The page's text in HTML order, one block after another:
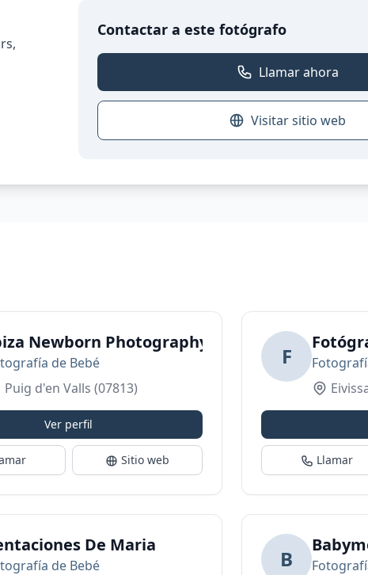
Contactar a este fotógrafo
Llamar ahora
Visitar sitio web
Newborn Photography
de Bebé
Puig d'en Valls (07813)
Ver perfil
Sitio web
F
Llamar
De Maria
de Bebé
B